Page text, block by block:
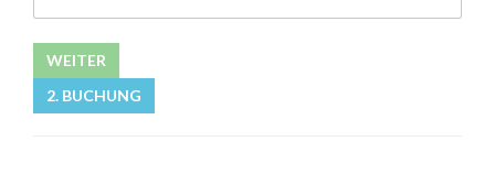
WEITER
2. BUCHUNG